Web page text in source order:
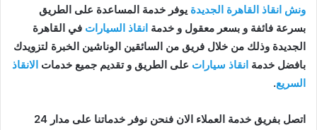
ونش انقاذ القاهرة الجديدة يوفر خدمة المساعدة على الطريق
بسرعة فائفة و بسعر معقول و خدمة انقاذ السيارات في القاهرة
الجديدة وذلك من خلال فريق من السائقين الوناشين الخبرة لتزويدك
بافضل خدمة انقاذ سيارات على الطريق و تقديم جميع خدمات الانقاذ
السريع.
اتصل بفريق خدمة العملاء الان فنحن نوفر خدماتنا على مدار 24